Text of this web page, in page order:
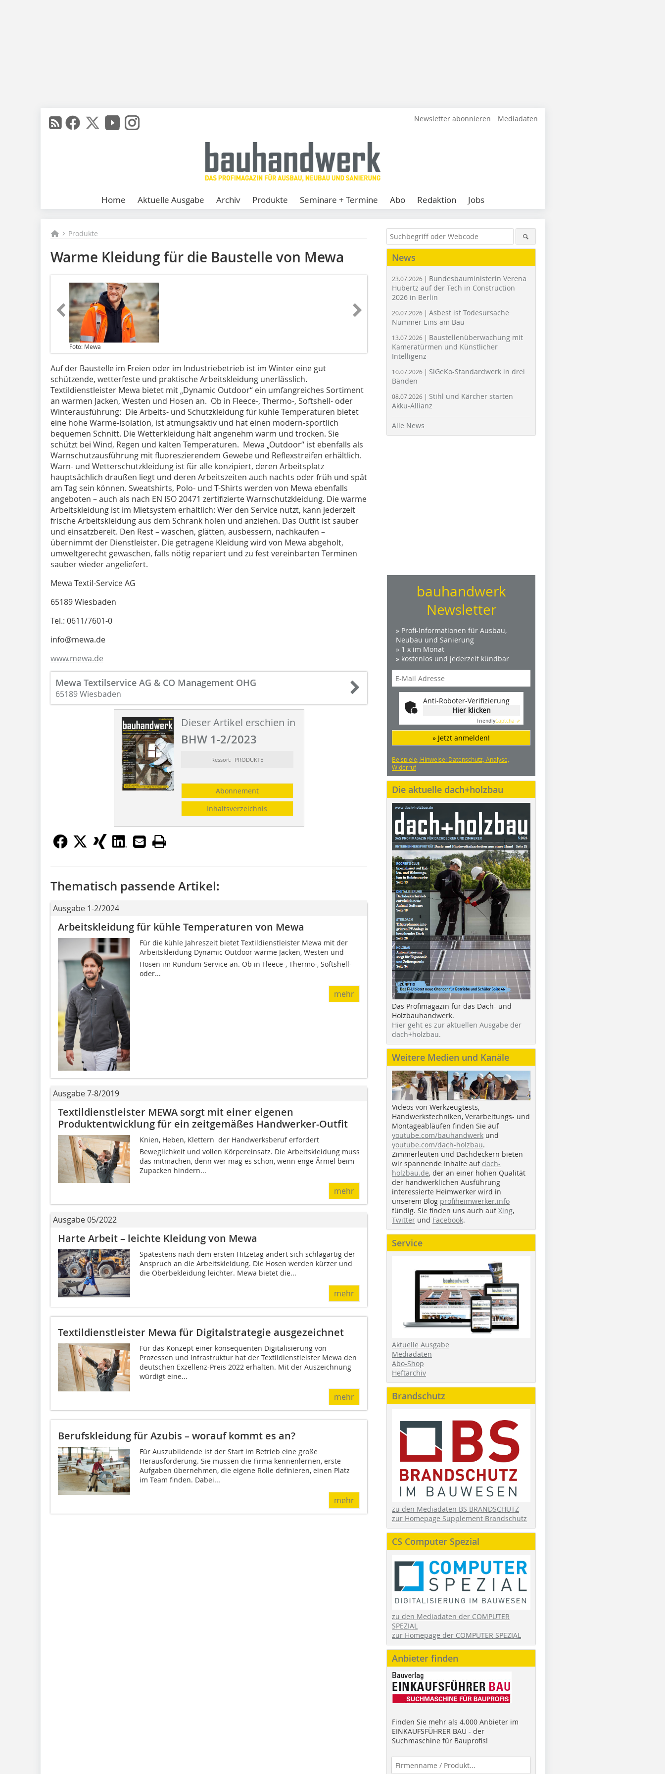
Newsletter abonnieren Mediadaten
Home Aktuelle Ausgabe Archiv Produkte Seminare + Termine Abo Redaktion Jobs
Produkte
Warme Kleidung für die Baustelle von Mewa
Foto: Mewa
Auf der Baustelle im Freien oder im Industriebetrieb ist im Winter eine gut
schützende, wetterfeste und praktische Arbeitskleidung unerlässlich.
Textildienstleister Mewa bietet mit „Dynamic Outdoor“ ein umfangreiches Sortiment
an warmen Jacken, Westen und Hosen an. Ob in Fleece-, Thermo-, Softshell- oder
Winterausführung: Die Arbeits- und Schutzkleidung für kühle Temperaturen bietet
eine hohe Wärme-Isolation, ist atmungsaktiv und hat einen modern-sportlich
bequemen Schnitt. Die Wetterkleidung hält angenehm warm und trocken. Sie
schützt bei Wind, Regen und kalten Temperaturen. Mewa „Outdoor“ ist ebenfalls als
Warnschutzausführung mit fluoreszierendem Gewebe und Reflexstreifen erhältlich.
Warn- und Wetterschutzkleidung ist für alle konzipiert, deren Arbeitsplatz
hauptsächlich draußen liegt und deren Arbeitszeiten auch nachts oder früh und spät
am Tag sein können. Sweatshirts, Polo- und T-Shirts werden von Mewa ebenfalls
angeboten – auch als nach EN ISO 20471 zertifizierte Warnschutzkleidung. Die warme
Arbeitskleidung ist im Mietsystem erhältlich: Wer den Service nutzt, kann jederzeit
frische Arbeitskleidung aus dem Schrank holen und anziehen. Das Outfit ist sauber
und einsatzbereit. Den Rest – waschen, glätten, ausbessern, nachkaufen –
übernimmt der Dienstleister. Die getragene Kleidung wird von Mewa abgeholt,
umweltgerecht gewaschen, falls nötig repariert und zu fest vereinbarten Terminen
sauber wieder angeliefert.
Mewa Textil-Service AG
65189 Wiesbaden
Tel.: 0611/7601-0
info@mewa.de
www.mewa.de
Mewa Textilservice AG & CO Management OHG
65189 Wiesbaden
Dieser Artikel erschien in
BHW 1-2/2023
Ressort: PRODUKTE
Abonnement
Inhaltsverzeichnis
Thematisch passende Artikel:
Ausgabe 1-2/2024
Arbeitskleidung für kühle Temperaturen von Mewa
Für die kühle Jahreszeit bietet Textildienstleister Mewa mit der
Arbeitskleidung Dynamic Outdoor warme Jacken, Westen und
Hosen im Rundum-Service an. Ob in Fleece-, Thermo-, Softshell-
oder...
mehr
Ausgabe 7-8/2019
Textildienstleister MEWA sorgt mit einer eigenen
Produktentwicklung für ein zeitgemäßes Handwerker-Outfit
Knien, Heben, Klettern  der Handwerksberuf erfordert
Beweglichkeit und vollen Körpereinsatz. Die Arbeitskleidung muss
das mitmachen, denn wer mag es schon, wenn enge Ärmel beim
Zupacken hindern...
mehr
Ausgabe 05/2022
Harte Arbeit – leichte Kleidung von Mewa
Spätestens nach dem ersten Hitzetag ändert sich schlagartig der
Anspruch an die Arbeitskleidung. Die Hosen werden kürzer und
die Oberbekleidung leichter. Mewa bietet die...
mehr
Textildienstleister Mewa für Digitalstrategie ausgezeichnet
Für das Konzept einer konsequenten Digitalisierung von
Prozessen und Infrastruktur hat der Textildienstleister Mewa den
deutschen Exzellenz-Preis 2022 erhalten. Mit der Auszeichnung
würdigt eine...
mehr
Berufskleidung für Azubis – worauf kommt es an?
Für Auszubildende ist der Start im Betrieb eine große
Herausforderung. Sie müssen die Firma kennenlernen, erste
Aufgaben übernehmen, die eigene Rolle definieren, einen Platz
im Team finden. Dabei...
mehr
News
23.07.2026 | Bundesbauministerin Verena
Hubertz auf der Tech in Construction
2026 in Berlin
20.07.2026 | Asbest ist Todesursache
Nummer Eins am Bau
13.07.2026 | Baustellenüberwachung mit
Kameratürmen und Künstlicher
Intelligenz
10.07.2026 | SiGeKo-Standardwerk in drei
Bänden
08.07.2026 | Stihl und Kärcher starten
Akku-Allianz
Alle News
bauhandwerk
Newsletter
» Profi-Informationen für Ausbau,
Neubau und Sanierung
» 1 x im Monat
» kostenlos und jederzeit kündbar
Anti-Roboter-Verifizierung
Hier klicken
FriendlyCaptcha ⇗
» Jetzt anmelden!
Beispiele, Hinweise: Datenschutz, Analyse,
Widerruf
Die aktuelle dach+holzbau
Das Profimagazin für das Dach- und
Holzbauhandwerk.
Hier geht es zur aktuellen Ausgabe der
dach+holzbau.
Weitere Medien und Kanäle
Videos von Werkzeugtests,
Handwerkstechniken, Verarbeitungs- und
Montageabläufen finden Sie auf
youtube.com/bauhandwerk und
youtube.com/dach-holzbau.
Zimmerleuten und Dachdeckern bieten
wir spannende Inhalte auf dach-
holzbau.de, der an einer hohen Qualität
der handwerklichen Ausführung
interessierte Heimwerker wird in
unserem Blog profiheimwerker.info
fündig. Sie finden uns auch aufXing,
Twitter und Facebook.
Service
Aktuelle Ausgabe
Mediadaten
Abo-Shop
Heftarchiv
Brandschutz
zu den Mediadaten BS BRANDSCHUTZ
zur Homepage Supplement Brandschutz
CS Computer Spezial
zu den Mediadaten der COMPUTER
SPEZIAL
zur Homepage der COMPUTER SPEZIAL
Anbieter finden
Finden Sie mehr als 4.000 Anbieter im
EINKAUFSFÜHRER BAU - der
Suchmaschine für Bauprofis!